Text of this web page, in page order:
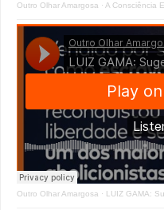
Outro Olhar Amargosa · A Consciência
Outro Olhar Amargosa · LUIZ GAMA: